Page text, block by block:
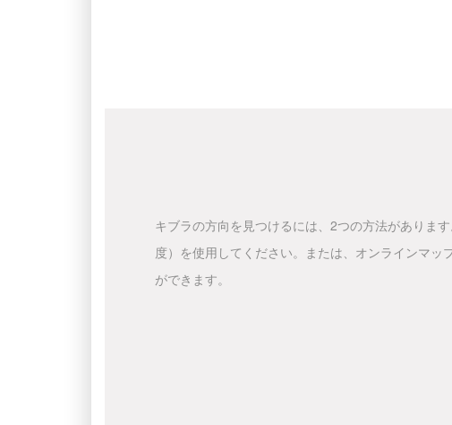
キブラの方向を見つけるには、2つの方法がありま
度）を使用してください。または、オンラインマ
ができます。